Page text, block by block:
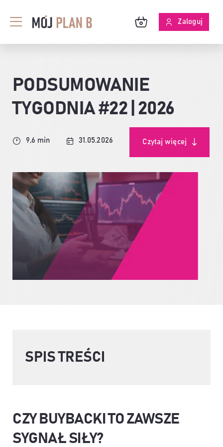
zawartości
Toggle
Navigation
O MPB
SKUTECZNOŚĆ ANALIZ
Zaloguj
PODSUMOWANIE
TYGODNIA #22 | 2026
9,6 min 31.05.2026 Czytaj więcej
SPIS TREŚCI
CZY BUYBACKI TO ZAWSZE
SYGNAŁ SIŁY?